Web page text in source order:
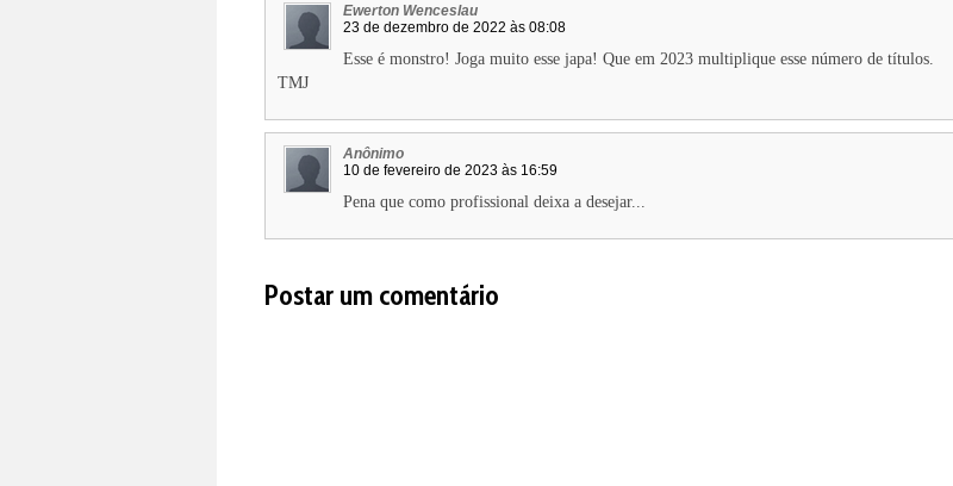
Ewerton Wenceslau
23 de dezembro de 2022 às 08:08
Esse é monstro! Joga muito esse japa! Que em 2023 multiplique esse número de títulos.
TMJ
Anônimo
10 de fevereiro de 2023 às 16:59
Pena que como profissional deixa a desejar...
Postar um comentário